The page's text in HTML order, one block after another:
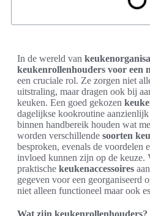
In de wereld van
keukenrollenhouders voor een
een cruciale rol. Ze zorgen niet
uitstraling, maar dragen ook bij
keuken. Een goed gekozen
dagelijkse kookroutine
binnen handbereik houden wat
worden verschillende soorten
besproken, evenals de voordelen
invloed kunnen zijn op de keuze.
praktische keukenaccessoires
gegeven voor een georganiseerd
niet alleen functioneel maar ook